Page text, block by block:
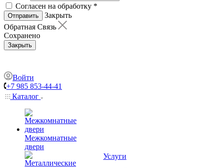
Согласен на обработку *
Отправить
Закрыть
Обратная Связь
Сохранено
Закрыть
Войти
+7 985 853-44-41
Каталог
Межкомнатные
двери
Услуги